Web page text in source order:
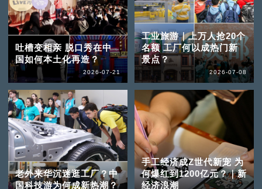
吐槽变相亲 脱口秀在中
国如何本土化再造？
2026-07-21
工业旅游｜上万人抢20个
名额 工厂何以成热门新
景点？
2026-07-08
老外来华沉迷逛工厂？中
国科技游为何成新热潮？
手工经济成Z世代新宠 为
何爆红到1200亿元？｜新
经济浪潮